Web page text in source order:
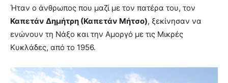
Ήταν ο άνθρωπος που μαζί με τον πατέρα του, τον
Καπετάν Δημήτρη (Καπετάν Μήτσο), ξεκίνησαν να
ενώνουν τη Νάξο και την Αμοργό με τις Μικρές
Κυκλάδες, από το 1956.